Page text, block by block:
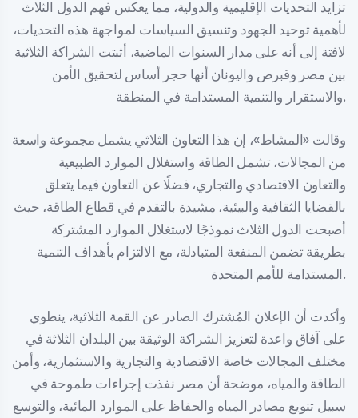
تزايد التحديات الإقليمية والدولية، مما يعكس فهم الدول الثلاث
لأهمية توحيد الجهود وتنسيق السياسات لمواجهة هذه التحديات،
لافتة إلى أنه على مدار السنوات الماضية، أثبتت الشراكة الثلاثية
بين مصر وقبرص واليونان أنها حجر أساس لتحقيق الأمن
والاستقرار والتنمية المستدامة في المنطقة.
وقالت «المشاط»، إن هذا التعاون الثلاثي يشمل مجموعة واسعة
من المجالات، تشمل الطاقة واستغلال الموارد الطبيعية
والتعاون الاقتصادي والتجاري، فضلًا عن التعاون فيما يتعلق
بالقضايا الثقافية والبيئية، مشيدة بالتقدم في قطاع الطاقة، حيث
أصبحت الدول الثلاث نموذجًا لاستغلال الموارد المشتركة
بطريقة تضمن المنفعة المتبادلة، مع الالتزام بأهداف التنمية
المستدامة للأمم المتحدة.
وأكدت أن الإعلان المُشترك الصادر عن القمة الثلاثية، ينطوي
على آفاق واعدة لتعزيز الشراكة الوثيقة بين البلدان الثلاثة في
مختلف المجالات خاصة الاقتصادية والتجارية والاستثمارية، وأمن
الطاقة والمياه، موضحة أن مصر نفذت إجراءات طموحة في
سبيل تنويع مصادر المياه والحفاظ على الموارد المائية، والتوسع